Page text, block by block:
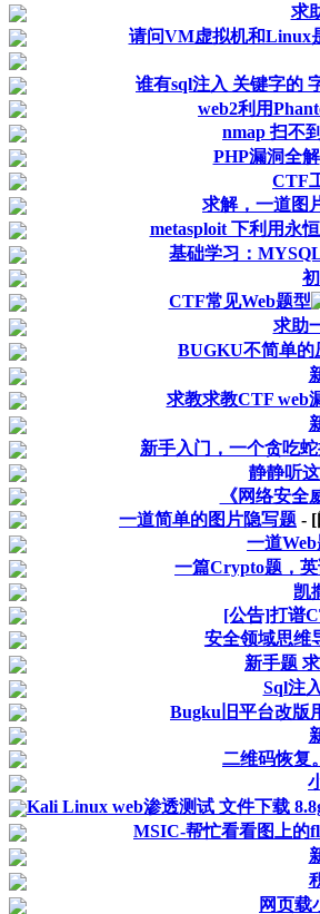
求
请问VM虚拟机和Linux
谁有sql注入 关键字的
web2利用
nmap 扫不
PHP漏洞全解
CTF
求解，一道图
metasploit 下利用永
基础学习：
CTF常见Web题型
求助
BUGKU不简单的
求教求教CTF web
新手入门，一个贪吃
静静听
《网络安全
一道简单的图片隐写题 - [
一道
一篇Crypto题，
凯
[公告]打谱
安全领域思维
新手题
Sql注
Bugku旧平台改版
二维码恢复
Kali Linux web渗透测试 文件下载
MSIC-帮忙看看图上的
网页载